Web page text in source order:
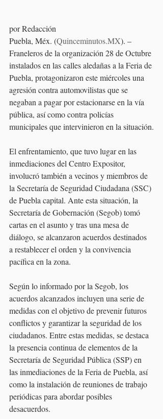
por Redacción
Puebla, Méx. (Quinceminutos.MX). –
Franeleros de la organización 28 de Octubre
instalados en las calles aledañas a la Feria de
Puebla, protagonizaron este miércoles una
agresión contra automovilistas que se
negaban a pagar por estacionarse en la vía
pública, así como contra policías
municipales que intervinieron en la situación.
El enfrentamiento, que tuvo lugar en las
inmediaciones del Centro Expositor,
involucró también a vecinos y miembros de
la Secretaría de Seguridad Ciudadana (SSC)
de Puebla capital. Ante esta situación, la
Secretaría de Gobernación (Segob) tomó
cartas en el asunto y tras una mesa de
diálogo, se alcanzaron acuerdos destinados
a restablecer el orden y la convivencia
pacífica en la zona.
Según lo informado por la Segob, los
acuerdos alcanzados incluyen una serie de
medidas con el objetivo de prevenir futuros
conflictos y garantizar la seguridad de los
ciudadanos. Entre estas medidas, se destaca
la presencia continua de elementos de la
Secretaría de Seguridad Pública (SSP) en
las inmediaciones de la Feria de Puebla, así
como la instalación de reuniones de trabajo
periódicas para abordar posibles
desacuerdos.